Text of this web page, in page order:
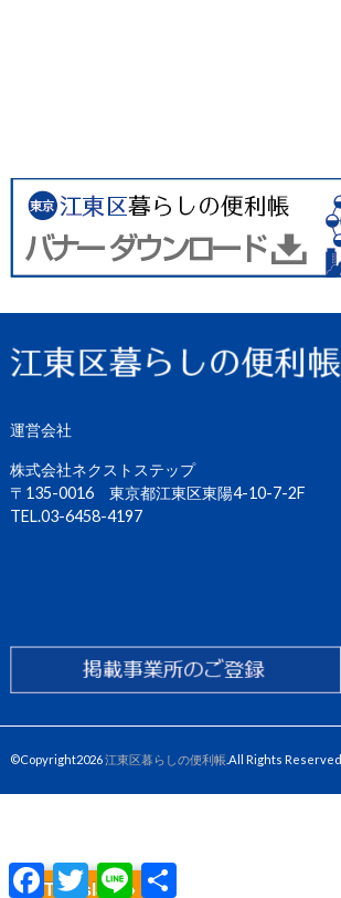
運営会社
株式会社ネクストステップ
〒135-0016 東京都江東区東陽4-10-7-2F
TEL.03-6458-4197
©Copyright2026江東区暮らしの便利帳.All Rights Reserved.
F
a
T
w
L
i
Translate »